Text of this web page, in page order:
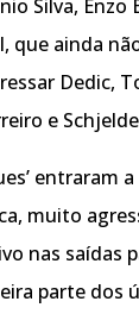
Silva, Enzo
que ainda
Dedic,
e
entraram
muito
nas saídas
parte dos